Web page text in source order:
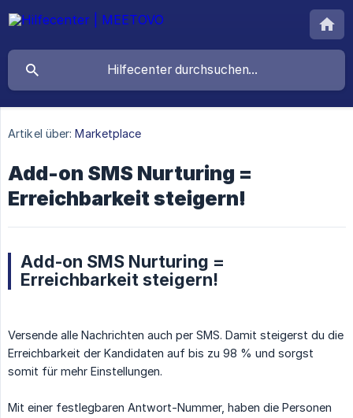
Artikel über: Marketplace
Add-on SMS Nurturing =
Erreichbarkeit steigern!
Add-on SMS Nurturing =
Erreichbarkeit steigern!
Versende alle Nachrichten auch per SMS. Damit steigerst du die
Erreichbarkeit der Kandidaten auf bis zu 98 % und sorgst
somit für mehr Einstellungen.
Mit einer festlegbaren Antwort-Nummer, haben die Personen